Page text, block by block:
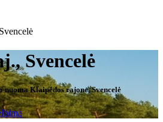
Svencelė
Svencelė
Klaipėdos rajone, Svencelė